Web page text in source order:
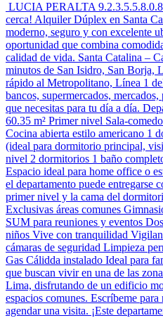
LUCIA PERALTA
cerca! Alquiler Dúplex en Santa
moderno, seguro y con excelente
oportunidad que combina
calidad de vida. Santa Catalina –
minutos de San Isidro, San Borja,
rápido al Metropolitano, Línea 1
bancos, supermercados,
que necesitas para tu día a día.
60.35 m² Primer nivel Sala-
Cocina abierta estilo americano 1
(ideal para dormitorio principal,
nivel 2 dormitorios 1 baño
Espacio ideal para home office o
el departamento puede entregarse
primer nivel y la cama del
Exclusivas áreas comunes
SUM para reuniones y eventos
niños Vive con tranquilidad
cámaras de seguridad Limpieza
Gas Cálidda instalado Ideal para
que buscan vivir en una de las
Lima, disfrutando de un edificio
espacios comunes. Escríbeme
agendar una visita. ¡Este